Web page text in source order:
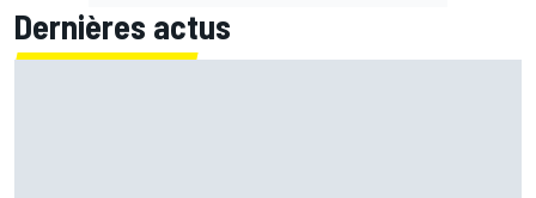
Dernières actus